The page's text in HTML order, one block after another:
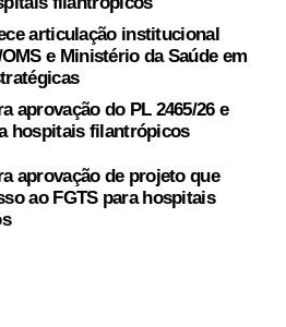
articulação institucional
e Ministério da Saúde em
aprovação do PL 2465/26 e
hospitais filantrópicos
aprovação de projeto que
ao FGTS para hospitais